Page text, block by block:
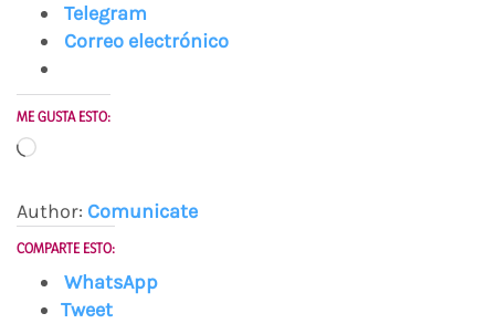
Telegram
Correo electrónico
ME GUSTA ESTO:
Cargando...
Author: Comunicate
COMPARTE ESTO:
WhatsApp
Tweet